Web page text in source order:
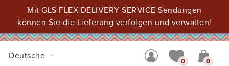
Mit GLS FLEX DELIVERY SERVICE Sendungen
können Sie die Lieferung verfolgen und verwalten!
Deutsche
0 0